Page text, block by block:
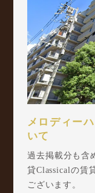
メロディー
いて
過去掲載分も含
貸Classicalの賃
ございます。